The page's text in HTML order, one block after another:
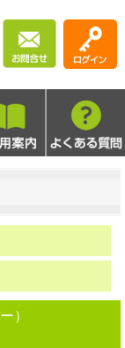
）